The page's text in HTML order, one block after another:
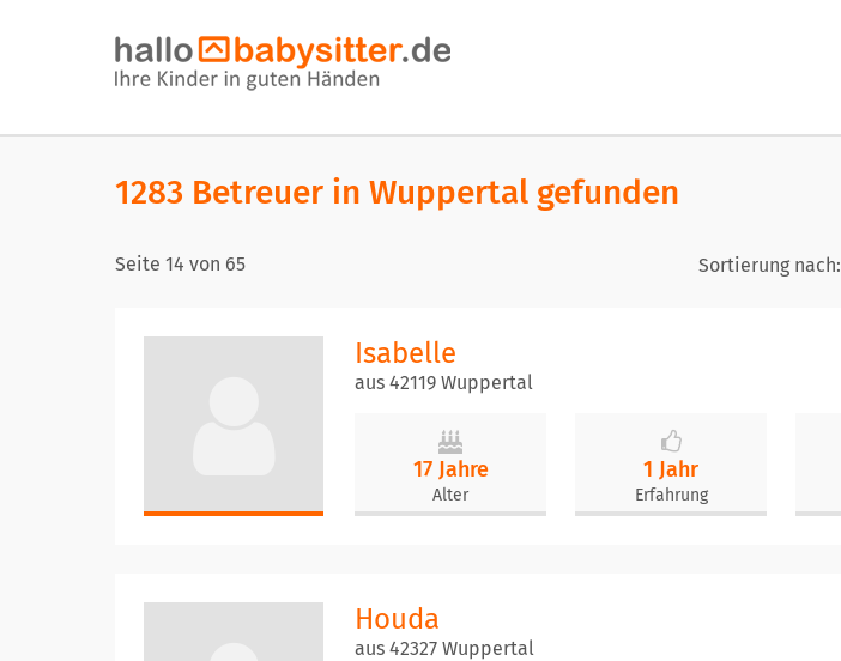
1283 Betreuer in Wuppertal gefunden
Seite 14 von 65 Sortierung nach:
Isabelle
aus 42119 Wuppertal
17 Jahre
Alter
1 Jahr
Erfahrung
Houda
aus 42327 Wuppertal